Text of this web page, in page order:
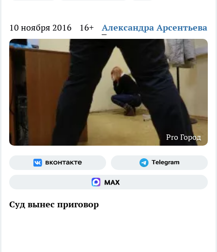
10 ноября 2016 16+ Александра Арсентьева
Pro Город
Суд вынес приговор